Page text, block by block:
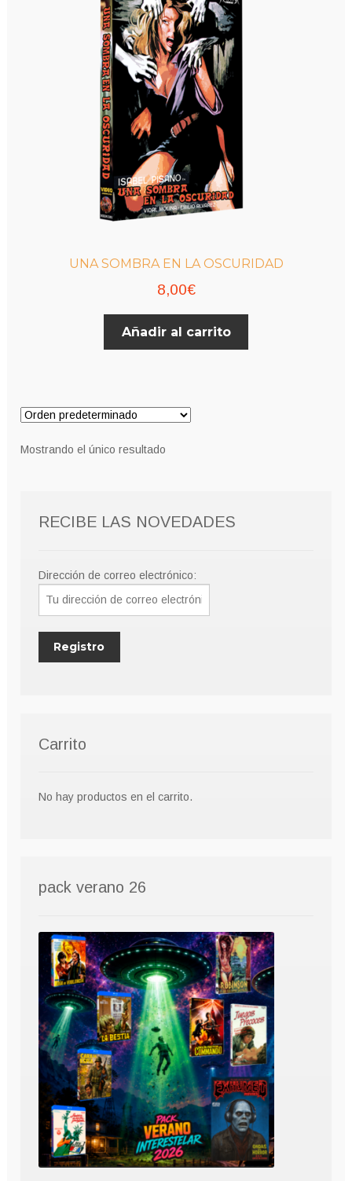
UNA SOMBRA EN LA OSCURIDAD
8,00€
Añadir al carrito
Mostrando el único resultado
RECIBE LAS NOVEDADES
Dirección de correo electrónico:
Carrito
No hay productos en el carrito.
pack verano 26